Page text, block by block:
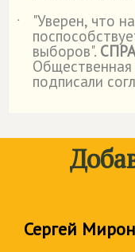
˙
"Уверен, что
выборов".
Общественная
подписали
Сергей